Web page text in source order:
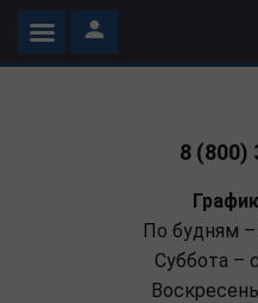
8 (800)
По будням –
Суббота –